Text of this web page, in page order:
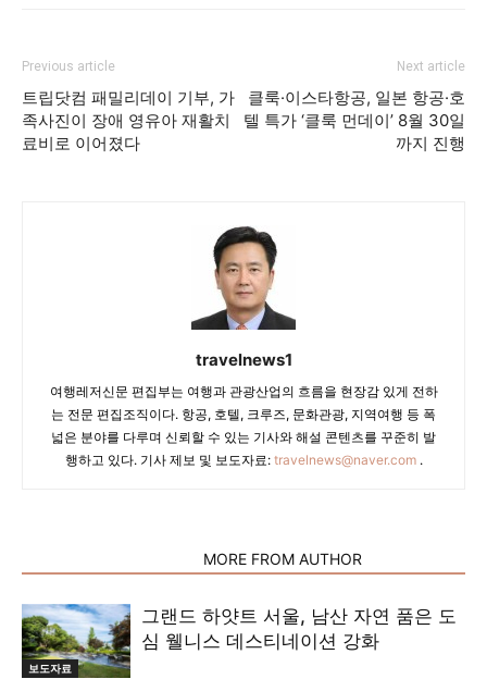
Previous article
트립닷컴 패밀리데이 기부, 가
족사진이 장애 영유아 재활치
료비로 이어졌다
Next article
클룩·이스타항공, 일본 항공·호
텔 특가 ‘클룩 먼데이’ 8월 30일
까지 진행
travelnews1
여행레저신문 편집부는 여행과 관광산업의 흐름을 현장감 있게 전하
는 전문 편집조직이다. 항공, 호텔, 크루즈, 문화관광, 지역여행 등 폭
넓은 분야를 다루며 신뢰할 수 있는 기사와 해설 콘텐츠를 꾸준히 발
행하고 있다. 기사 제보 및 보도자료: travelnews@naver.com.
MORE FROM AUTHOR
보도자료
그랜드 하얏트 서울, 남산 자연 품은 도
심 웰니스 데스티네이션 강화